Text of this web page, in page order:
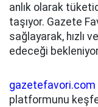
anlık olarak
taşıyor. Gazete
sağlayarak, hızlı
edeceği
gazetefavori.com
platformunu